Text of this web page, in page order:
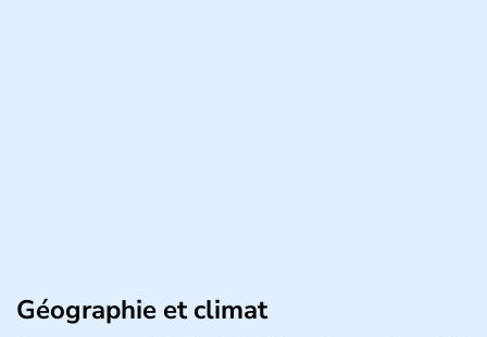
Géographie et climat